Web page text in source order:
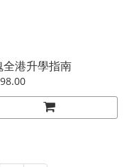
全港升學指南